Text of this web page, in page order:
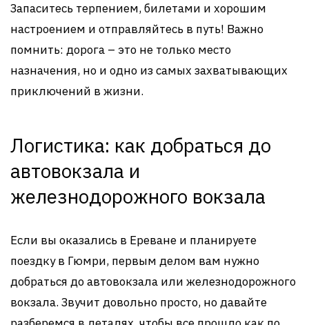
Запаситесь терпением, билетами и хорошим
настроением и отправляйтесь в путь! Важно
помнить: дорога – это не только место
назначения, но и одно из самых захватывающих
приключений в жизни.
Логистика: как добраться до
автовокзала и
железнодорожного вокзала
Если вы оказались в Ереване и планируете
поездку в Гюмри, первым делом вам нужно
добраться до автовокзала или железнодорожного
вокзала. Звучит довольно просто, но давайте